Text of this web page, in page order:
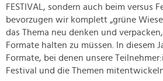
FESTIVAL, sondern auch beim versus
bevorzugen wir komplett „grüne
das Thema neu denken und
Formate halten zu müssen. In diesem
Formate, bei denen unsere
Festival und die Themen